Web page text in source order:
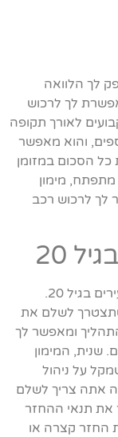
לך הלוואה
לך לרכוש
לאורך תקופה
והוא מאפשר
הסכום במזומן
מתפתח, מימון
לך לרכוש רכב
20
מימון לרכב מציע יתרונות רבים, במיוחד לצעירים בגיל 20.
לשלם את
ומאפשר לך
שנית, המימון
על ניהול
אתה צריך לשלם
את תנאי ההחזר
החזר קצרה או